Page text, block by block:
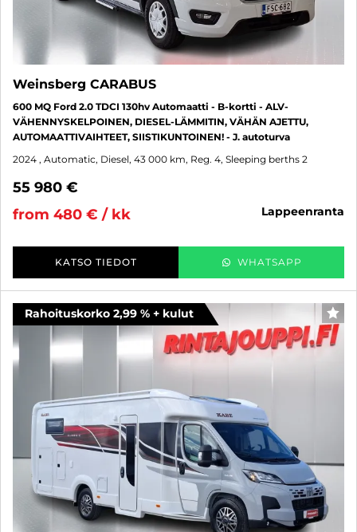
Weinsberg CARABUS
600 MQ Ford 2.0 TDCI 130hv Automaatti - B-kortti - ALV-
VÄHENNYSKELPOINEN, DIESEL-LÄMMITIN, VÄHÄN AJETTU,
AUTOMAATTIVAIHTEET, SIISTIKUNTOINEN! - J. autoturva
2024 , Automatic, Diesel, 43 000 km, Reg. 4, Sleeping berths 2
55 980 €
from 480 € / kk
lappeenranta
KATSO TIEDOT WHATSAPP
Rahoituskorko 2,99 % + kulut